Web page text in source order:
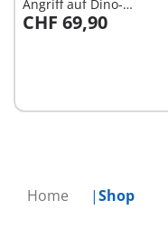
Home Shop
Angriff auf Dino-
Ausgrabung
CHF 69,90
In den Warenkorb